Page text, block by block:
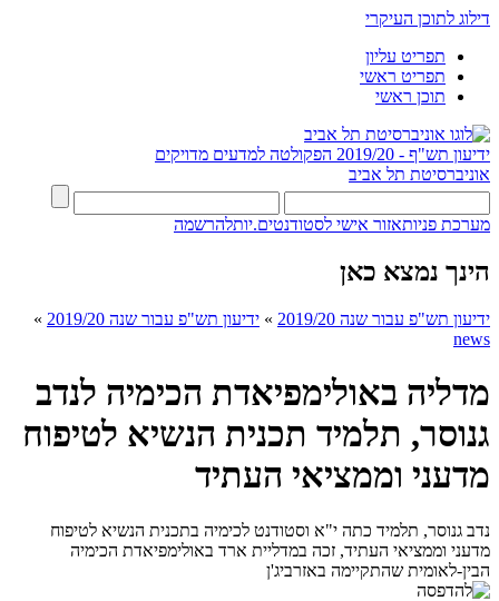
דילוג לתוכן העיקרי
תפריט עליון
תפריט ראשי
תוכן ראשי
ידיעון תש"ף - 2019/20
הפקולטה למדעים מדויקים
אוניברסיטת תל אביב
מערכת פניותאזור אישי לסטודנטים.יותלהרשמה
הינך נמצא כאן
ידיעון תש"פ עבור שנה 2019/20 » ידיעון תש"פ עבור שנה 2019/20
»
news
מדליה באולימפיאדת הכימיה לנדב
גנוסר, תלמיד תכנית הנשיא לטיפוח
מדעני וממציאי העתיד
נדב גנוסר, תלמיד כתה י"א וסטודנט לכימיה בתכנית הנשיא לטיפוח
מדעני וממציאי העתיד, זכה במדליית ארד באולימפיאדת הכימיה
הבין-לאומית שהתקיימה באזרביג'ן